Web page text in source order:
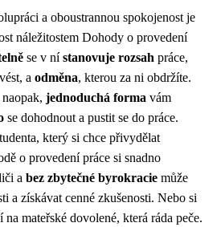
a oboustrannou spokojenost je
náležitostem Dohody o provedení
se v nístanovuje rozsah práce,
a odměna, kterou za ni obdržíte.
naopak, jednoduchá forma vám
se dohodnout a pustit se do práce.
který si chce přivydělat
o provedení práce si snadno
a bez zbytečné byrokracie může
a získávat cenné zkušenosti. Nebo si
mateřské dovolené, která ráda peče.